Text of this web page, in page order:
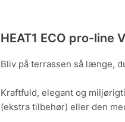
HEAT1 ECO pro-line
Bliv på terrassen så længe,
Kraftfuld, elegant og
(ekstra tilbehør) eller den